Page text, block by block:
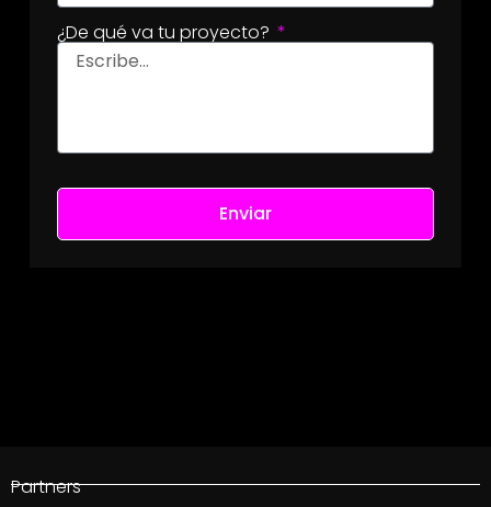
¿De qué va tu proyecto?
Enviar
Partners